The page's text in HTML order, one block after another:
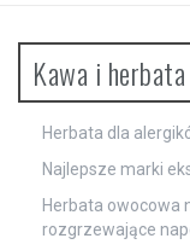
Kawa i herbata
Herbata dla
Najlepsze marki
Herbata owocowa
rozgrzewające